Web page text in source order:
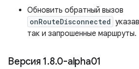
Обновить обратный вызов
onRouteDisconnected
так и запрошенные маршруты.
Версия 1.8.0-alpha01